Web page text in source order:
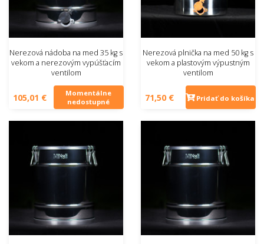
Nerezová nádoba na med 35 kg s
vekom a nerezovým vypúšťacím
ventilom
105,01 €
Momentálne
nedostupné
Nerezová plnička na med 50 kg s
vekom a plastovým výpustným
ventilom
71,50 € Pridať do košíka